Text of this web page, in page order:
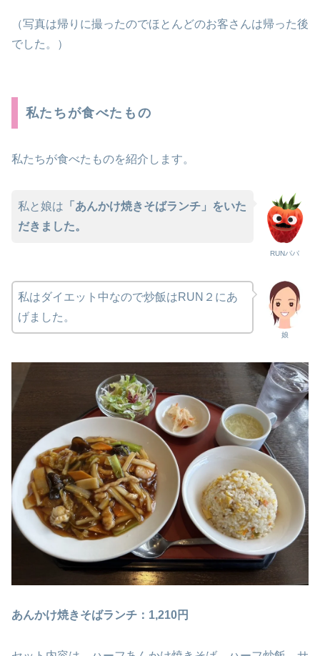
（写真は帰りに撮ったのでほとんどのお客さんは帰った後
でした。）
私たちが食べたもの
私たちが食べたものを紹介します。
RUNパパ
私と娘は 「あんかけ焼きそばランチ」をいた
だきました。
娘
私はダイエット中なので炒飯はRUN２にあ
げました。
あんかけ焼きそばランチ：1,210円